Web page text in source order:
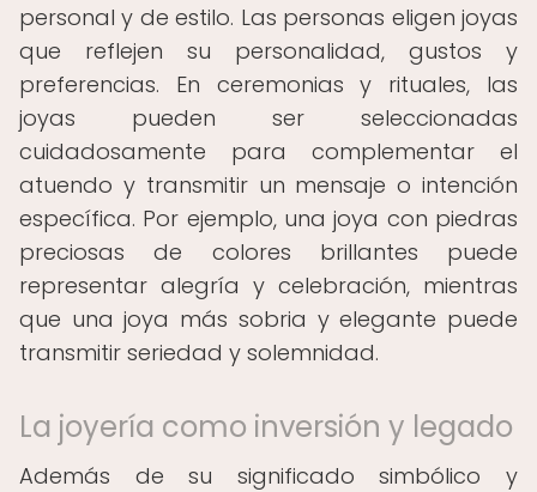
personal y de estilo. Las personas eligen joyas
que reflejen su personalidad, gustos y
preferencias. En ceremonias y rituales, las
joyas pueden ser seleccionadas
cuidadosamente para complementar el
atuendo y transmitir un mensaje o intención
específica. Por ejemplo, una joya con piedras
preciosas de colores brillantes puede
representar alegría y celebración, mientras
que una joya más sobria y elegante puede
transmitir seriedad y solemnidad.
La joyería como inversión y legado
Además de su significado simbólico y